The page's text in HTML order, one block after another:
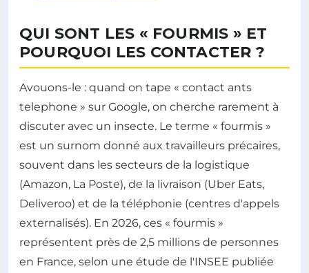
QUI SONT LES « FOURMIS » ET
POURQUOI LES CONTACTER ?
Avouons-le : quand on tape « contact ants
telephone » sur Google, on cherche rarement à
discuter avec un insecte. Le terme « fourmis »
est un surnom donné aux travailleurs précaires,
souvent dans les secteurs de la logistique
(Amazon, La Poste), de la livraison (Uber Eats,
Deliveroo) et de la téléphonie (centres d'appels
externalisés). En 2026, ces « fourmis »
représentent près de 2,5 millions de personnes
en France, selon une étude de l'INSEE publiée